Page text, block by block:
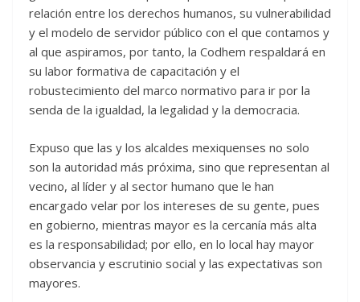
relación entre los derechos humanos, su vulnerabilidad
y el modelo de servidor público con el que contamos y
al que aspiramos, por tanto, la Codhem respaldará en
su labor formativa de capacitación y el
robustecimiento del marco normativo para ir por la
senda de la igualdad, la legalidad y la democracia.
Expuso que las y los alcaldes mexiquenses no solo
son la autoridad más próxima, sino que representan al
vecino, al líder y al sector humano que le han
encargado velar por los intereses de su gente, pues
en gobierno, mientras mayor es la cercanía más alta
es la responsabilidad; por ello, en lo local hay mayor
observancia y escrutinio social y las expectativas son
mayores.